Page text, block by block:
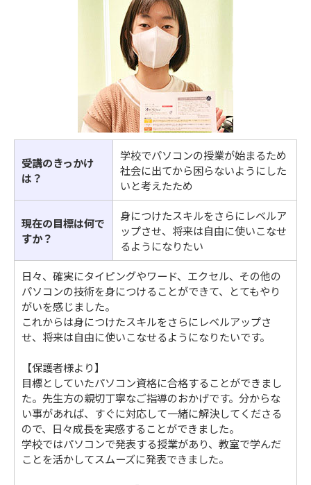
受講のきっかけ
は？
学校でパソコンの授業が始まるため
社会に出てから困らないようにした
いと考えたため
現在の目標は何で
すか？
身につけたスキルをさらにレベルア
ップさせ、将来は自由に使いこなせ
るようになりたい
日々、確実にタイピングやワード、エクセル、その他の
パソコンの技術を身につけることができて、とてもやり
がいを感じました。
これからは身につけたスキルをさらにレベルアップさ
せ、将来は自由に使いこなせるようになりたいです。
【保護者様より】
目標としていたパソコン資格に合格することができまし
た。先生方の親切丁寧なご指導のおかげです。分からな
い事があれば、すぐに対応して一緒に解決してくださる
ので、日々成長を実感することができました。
学校ではパソコンで発表する授業があり、教室で学んだ
ことを活かしてスムーズに発表できました。